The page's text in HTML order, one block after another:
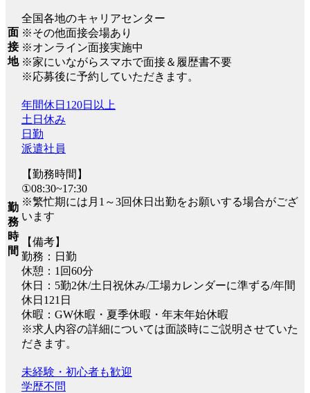
面
接
地
全国各地のキャリアセンター
※その他面接会場あり
※オンライン面接実施中
※家にいながらスマホで面接＆履歴書不要
※応募後に予約していただきます。
勤
務
時
間
年間休日120日以上
土日休み
日勤
派遣社員
【勤務時間】
①08:30~17:30
※繁忙期には月1～3回休日出勤をお願いする場合がござ
います
【備考】
勤務：日勤
休憩：1回60分
休日：5勤2休/土日祝休み/工場カレンダーに準ずる/年間
休日121日
休暇：GW休暇・夏季休暇・年末年始休暇
※求人内容の詳細については面談時にご説明させていた
だきます。
未経験・初心者も歓迎
学歴不問